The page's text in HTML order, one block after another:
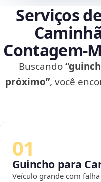
Serviços
Buscando
próximo”, você
01
Guincho para
Veículo grande com falha